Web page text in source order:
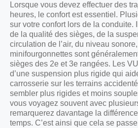
Lorsque vous devez effectuer des
heures, le confort est essentiel.
sur votre confort lors de la conduite.
de la qualité des sièges, de la
circulation de l’air, du niveau
minifourgonnettes sont
sièges des 2e et 3e rangées. Les
d’une suspension plus rigide qui
carrosserie sur les terrains
sembler plus rigides et moins
vous voyagez souvent avec
remarquerez davantage la
temps. C’est ainsi que cela se